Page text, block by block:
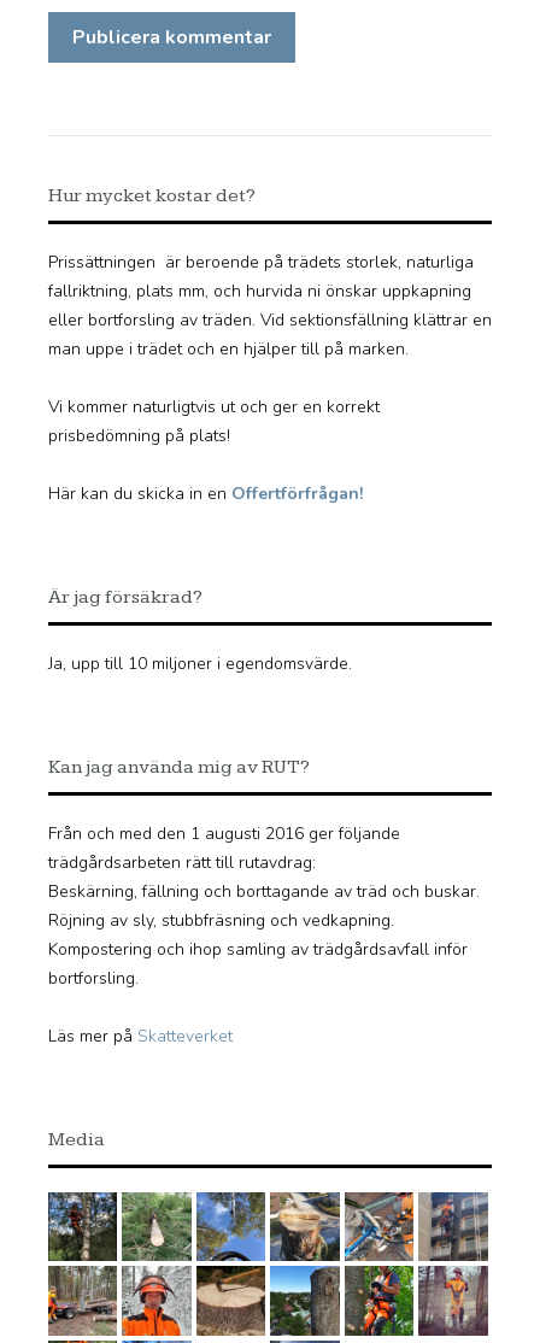
Hur mycket kostar det?
Prissättningen är beroende på trädets storlek, naturliga
fallriktning, plats mm, och hurvida ni önskar uppkapning
eller bortforsling av träden. Vid sektionsfällning klättrar en
man uppe i trädet och en hjälper till på marken.
Vi kommer naturligtvis ut och ger en korrekt
prisbedömning på plats!
Här kan du skicka in en Offertförfrågan!
Är jag försäkrad?
Ja, upp till 10 miljoner i egendomsvärde.
Kan jag använda mig av RUT?
Från och med den 1 augusti 2016 ger följande
trädgårdsarbeten rätt till rutavdrag:
Beskärning, fällning och borttagande av träd och buskar.
Röjning av sly, stubbfräsning och vedkapning.
Kompostering och ihop samling av trädgårdsavfall inför
bortforsling.
Läs mer på Skatteverket
Media